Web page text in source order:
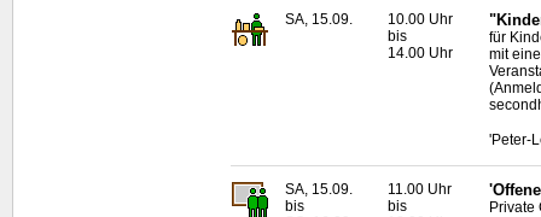
SA, 15.09.
10.00 Uhr
bis
14.00 Uhr
für
mit
'Peter-
SA, 15.09.
bis
11.00 Uhr
bis
Private